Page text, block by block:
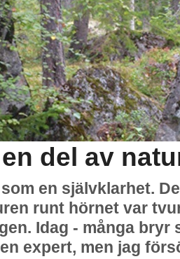
del av
en självklarhet.
runt hörnet var
Idag - många bryr
expert, men jag